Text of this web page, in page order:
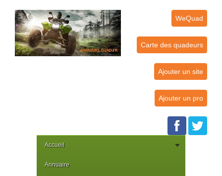
WeQuad
Carte des quadeurs
Ajouter un site
Ajouter un pro
Accueil
Annuaire